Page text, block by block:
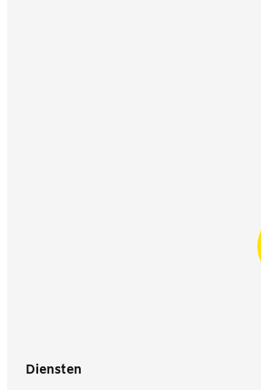
Diensten